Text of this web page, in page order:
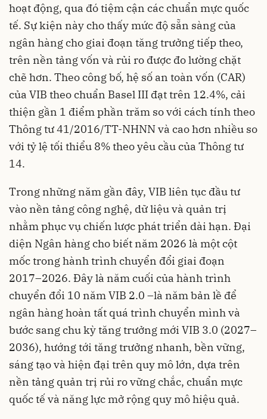
hoạt động, qua đó tiệm cận các chuẩn mực quốc
tế. Sự kiện này cho thấy mức độ sẵn sàng của
ngân hàng cho giai đoạn tăng trưởng tiếp theo,
trên nền tảng vốn và rủi ro được đo lường chặt
chẽ hơn. Theo công bố, hệ số an toàn vốn (CAR)
của VIB theo chuẩn Basel III đạt trên 12.4%, cải
thiện gần 1 điểm phần trăm so với cách tính theo
Thông tư 41/2016/TT-NHNN và cao hơn nhiều so
với tỷ lệ tối thiểu 8% theo yêu cầu của Thông tư
14.
Trong những năm gần đây, VIB liên tục đầu tư
vào nền tảng công nghệ, dữ liệu và quản trị
nhằm phục vụ chiến lược phát triển dài hạn. Đại
diện Ngân hàng cho biết năm 2026 là một cột
mốc trong hành trình chuyển đổi giai đoạn
2017–2026. Đây là năm cuối của hành trình
chuyển đổi 10 năm VIB 2.0 –là năm bản lề để
ngân hàng hoàn tất quá trình chuyển mình và
bước sang chu kỳ tăng trưởng mới VIB 3.0 (2027–
2036), hướng tới tăng trưởng nhanh, bền vững,
sáng tạo và hiện đại trên quy mô lớn, dựa trên
nền tảng quản trị rủi ro vững chắc, chuẩn mực
quốc tế và năng lực mở rộng quy mô hiệu quả.